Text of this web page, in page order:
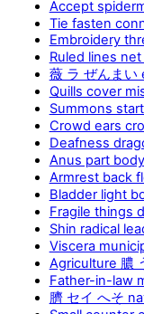
Accept
Tie fasten
Embroidery
Ruled lines
薇 ラ ぜんま
Quills cover
Summons
Crowd ears
Deafness
Anus part
Armrest back
Bladder light
Fragile things
Shin radical
Viscera
Agriculture 膿
Father-in-law
臍 セイ へそ